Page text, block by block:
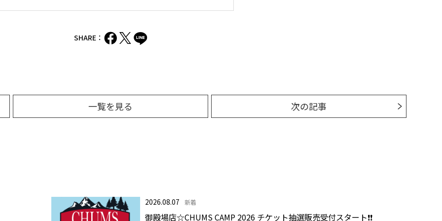
SHARE：
一覧を見る 次の記事
2026.08.07 新着
御殿場店☆CHUMS CAMP 2026 チケット抽選販売受付スタート❗❗